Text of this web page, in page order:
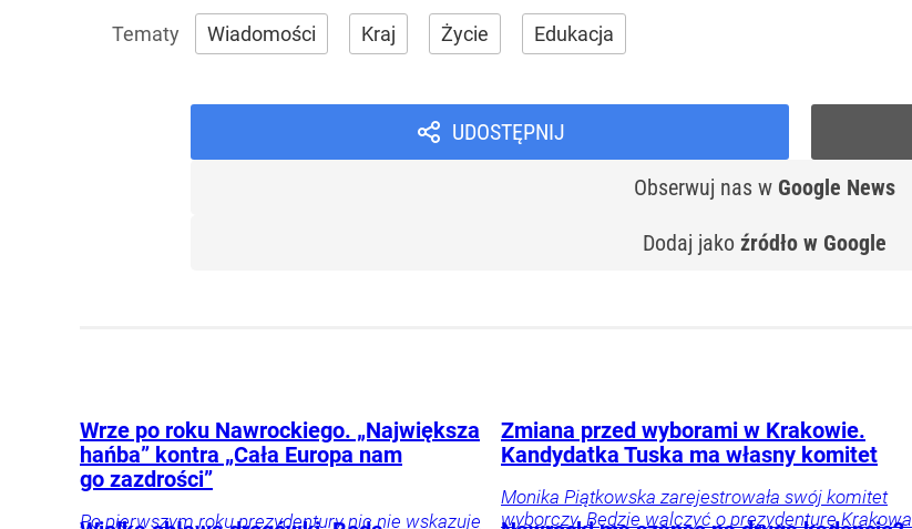
Wiadomości Kraj Życie Edukacja
UDOSTĘPNIJ
Obserwuj nas w Google News
Dodaj jako źródło w Google
Wrze po roku Nawrockiego. „Największa
hańba” kontra „Cała Europa nam
go zazdrości”
Po pierwszym roku prezydentury nic nie wskazuje
Zmiana przed wyborami w Krakowie.
Kandydatka Tuska ma własny komitet
Monika Piątkowska zarejestrowała swój komitet
wyborczy. Będzie walczyć o prezydenturę Krakowa